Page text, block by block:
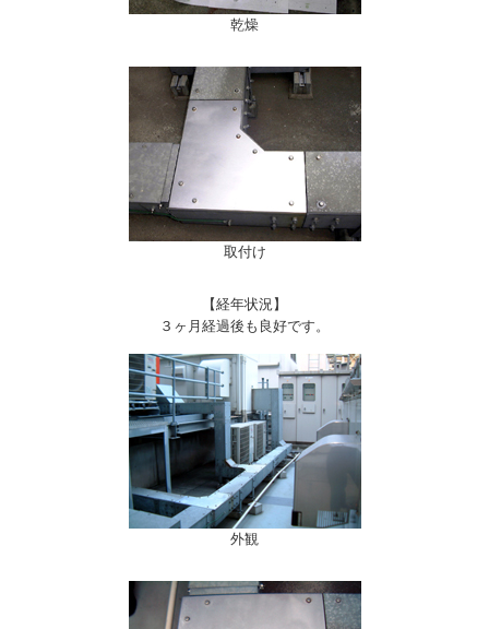
乾燥
取付け
【経年状況】
３ヶ月経過後も良好です。
外観